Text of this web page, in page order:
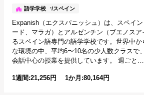
バルセロナ/スペイン
語学学校
Expanish（エクスパニッシュ）は、スペイ
ード、マラガ）とアルゼンチン（ブエノスア
るスペイン語専門の語学学校です。世界中
な環境の中、平均6〜10名の少人数クラスで
会話中心の授業を提供しています。 週ごと…
1週間:21,256円 1か月:80,164円